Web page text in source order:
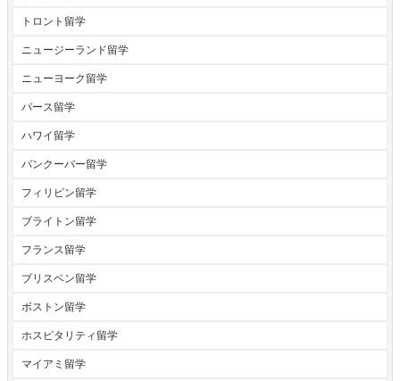
トロント留学
ニュージーランド留学
ニューヨーク留学
パース留学
ハワイ留学
バンクーバー留学
フィリピン留学
ブライトン留学
フランス留学
ブリスベン留学
ボストン留学
ホスピタリティ留学
マイアミ留学